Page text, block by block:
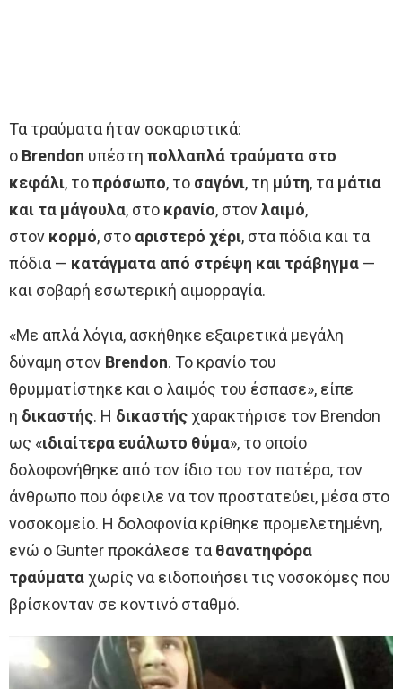
Τα τραύματα ήταν σοκαριστικά:
ο Brendon υπέστη πολλαπλά τραύματα στο
κεφάλι, τοπρόσωπο, το σαγόνι, τη μύτη, τα μάτια
και τα μάγουλα, στο κρανίο, στονλαιμό,
στον κορμό, στο αριστερό χέρι, στα πόδια και τα
πόδια — κατάγματα από στρέψη και τράβηγμα —
και σοβαρή εσωτερική αιμορραγία.
«Με απλά λόγια, ασκήθηκε εξαιρετικά μεγάλη
δύναμη στον Brendon. Το κρανίο του
θρυμματίστηκε και ο λαιμός του έσπασε», είπε
η δικαστής. Η δικαστήςχαρακτήρισε τον Brendon
ως «ιδιαίτερα ευάλωτο θύμα», το οποίο
δολοφονήθηκε από τον ίδιο του τον πατέρα, τον
άνθρωπο που όφειλε να τον προστατεύει, μέσα στο
νοσοκομείο. Η δολοφονία κρίθηκε προμελετημένη,
ενώ ο Gunter προκάλεσε τα θανατηφόρα
τραύματαχωρίς να ειδοποιήσει τις νοσοκόμες που
βρίσκονταν σε κοντινό σταθμό.